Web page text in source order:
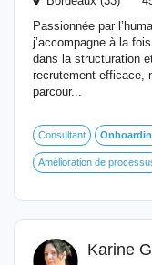
Passionnée par
j’accompagne à la
dans la structuration
recrutement efficace,
parcour...
Consultant
Amélioration de
Karine